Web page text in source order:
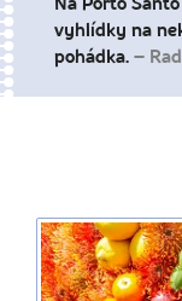
Na Porto
vyhlídky na
pohádka. –